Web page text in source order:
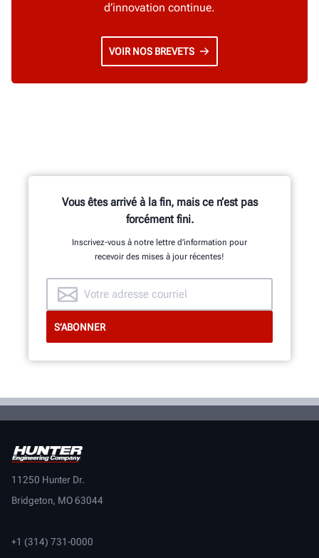
d’innovation continue.
VOIR NOS BREVETS
Vous êtes arrivé à la fin, mais ce n’est pas
forcément fini.
Inscrivez-vous à notre lettre d’information pour
recevoir des mises à jour récentes!
11250 Hunter Dr.
Bridgeton, MO 63044
+1 (314) 731-0000